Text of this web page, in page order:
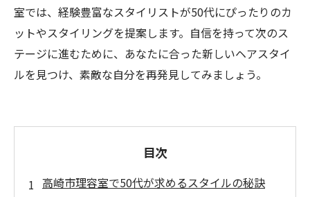
室では、経験豊富なスタイリストが50代にぴったりのカ
ットやスタイリングを提案します。自信を持って次のス
テージに進むために、あなたに合った新しいヘアスタイ
ルを見つけ、素敵な自分を再発見してみましょう。
目次
高崎市理容室で50代が求めるスタイルの秘訣